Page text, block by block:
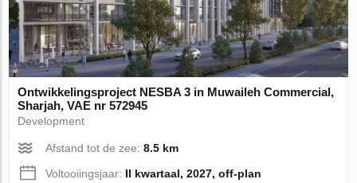
Ontwikkelingsproject NESBA 3 in Muwaileh Commercial,
Sharjah, VAE nr 572945
Development
Afstand tot de zee:8.5 km
Voltooiingsjaar: II kwartaal, 2027, off-plan